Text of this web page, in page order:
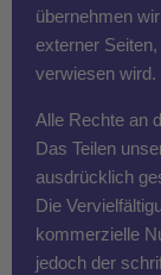
übernehmen
externer
verwiesen wird.
Alle Rechte an
Das Teilen
ausdrücklich
Die
kommerzielle
jedoch der